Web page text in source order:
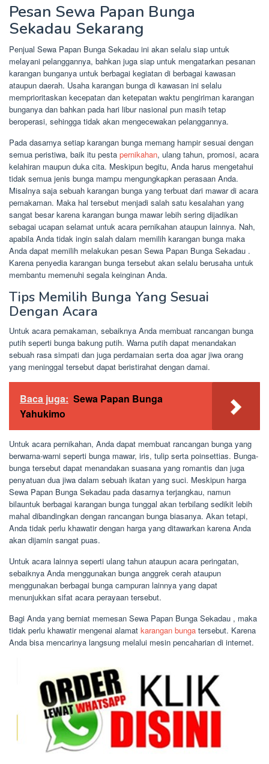
Pesan Sewa Papan Bunga
Sekadau Sekarang
Penjual Sewa Papan Bunga Sekadau ini akan selalu siap untuk
melayani pelanggannya, bahkan juga siap untuk mengatarkan pesanan
karangan bunganya untuk berbagai kegiatan di berbagai kawasan
ataupun daerah. Usaha karangan bunga di kawasan ini selalu
memprioritaskan kecepatan dan ketepatan waktu pengiriman karangan
bunganya dan bahkan pada hari libur nasional pun masih tetap
beroperasi, sehingga tidak akan mengecewakan pelanggannya.
Pada dasarnya setiap karangan bunga memang hampir sesuai dengan
semua peristiwa, baik itu pesta pernikahan, ulang tahun, promosi, acara
kelahiran maupun duka cita. Meskipun begitu, Anda harus mengetahui
tidak semua jenis bunga mampu mengungkapkan perasaan Anda.
Misalnya saja sebuah karangan bunga yang terbuat dari mawar di acara
pemakaman. Maka hal tersebut menjadi salah satu kesalahan yang
sangat besar karena karangan bunga mawar lebih sering dijadikan
sebagai ucapan selamat untuk acara pernikahan ataupun lainnya. Nah,
apabila Anda tidak ingin salah dalam memilih karangan bunga maka
Anda dapat memilih melakukan pesan Sewa Papan Bunga Sekadau .
Karena penyedia karangan bunga tersebut akan selalu berusaha untuk
membantu memenuhi segala keinginan Anda.
Tips Memilih Bunga Yang Sesuai
Dengan Acara
Untuk acara pemakaman, sebaiknya Anda membuat rancangan bunga
putih seperti bunga bakung putih. Warna putih dapat menandakan
sebuah rasa simpati dan juga perdamaian serta doa agar jiwa orang
yang meninggal tersebut dapat beristirahat dengan damai.
Baca juga: Sewa Papan Bunga
Yahukimo
Untuk acara pernikahan, Anda dapat membuat rancangan bunga yang
berwarna-warni seperti bunga mawar, iris, tulip serta poinsettias. Bunga-
bunga tersebut dapat menandakan suasana yang romantis dan juga
penyatuan dua jiwa dalam sebuah ikatan yang suci. Meskipun harga
Sewa Papan Bunga Sekadau pada dasarnya terjangkau, namun
bilauntuk berbagai karangan bunga tunggal akan terbilang sedikit lebih
mahal dibandingkan dengan rancangan bunga biasanya. Akan tetapi,
Anda tidak perlu khawatir dengan harga yang ditawarkan karena Anda
akan dijamin sangat puas.
Untuk acara lainnya seperti ulang tahun ataupun acara peringatan,
sebaiknya Anda menggunakan bunga anggrek cerah ataupun
menggunakan berbagai bunga campuran lainnya yang dapat
menunjukkan sifat acara perayaan tersebut.
Bagi Anda yang berniat memesan Sewa Papan Bunga Sekadau , maka
tidak perlu khawatir mengenai alamat karangan bunga tersebut. Karena
Anda bisa mencarinya langsung melalui mesin pencaharian di internet.